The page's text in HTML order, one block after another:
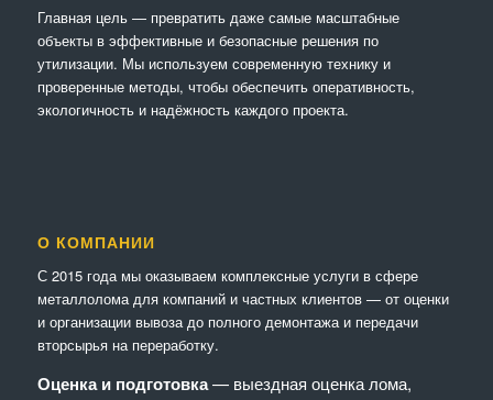
Главная цель — превратить даже самые масштабные
объекты в эффективные и безопасные решения по
утилизации. Мы используем современную технику и
проверенные методы, чтобы обеспечить оперативность,
экологичность и надёжность каждого проекта.
О КОМПАНИИ
С 2015 года мы оказываем комплексные услуги в сфере
металлолома для компаний и частных клиентов — от оценки
и организации вывоза до полного демонтажа и передачи
вторсырья на переработку.
Оценка и подготовка— выездная оценка лома,